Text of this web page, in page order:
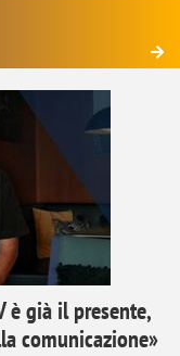
è già il presente,
comunicazione»